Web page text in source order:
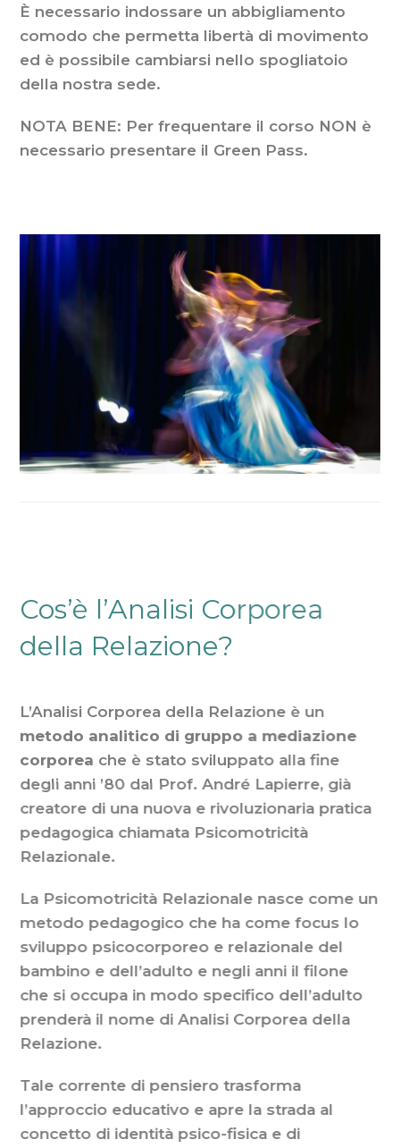
È necessario indossare un abbigliamento
comodo che permetta libertà di movimento
ed è possibile cambiarsi nello spogliatoio
della nostra sede.
NOTA BENE: Per frequentare il corso NON è
necessario presentare il Green Pass.
Cos’è l’Analisi Corporea
della Relazione?
L’Analisi Corporea della Relazione è un
metodo analitico di gruppo a mediazione
corporea che è stato sviluppato alla fine
degli anni ’80 dal Prof. André Lapierre, già
creatore di una nuova e rivoluzionaria pratica
pedagogica chiamata Psicomotricità
Relazionale.
La Psicomotricità Relazionale nasce come un
metodo pedagogico che ha come focus lo
sviluppo psicocorporeo e relazionale del
bambino e dell’adulto e negli anni il filone
che si occupa in modo specifico dell’adulto
prenderà il nome di Analisi Corporea della
Relazione.
Tale corrente di pensiero trasforma
l’approccio educativo e apre la strada al
concetto di identità psico-fisica e di